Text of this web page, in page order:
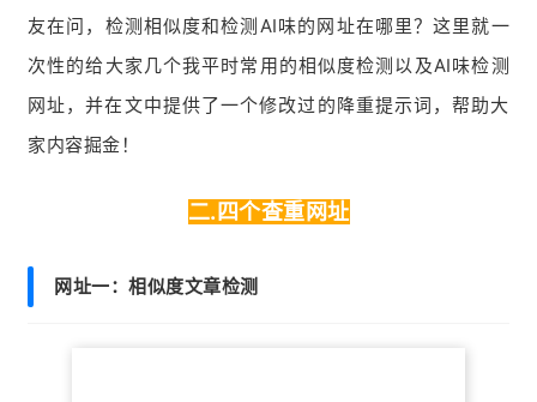
友在问，检测相似度和检测AI味的网址在哪里？这里就一
次性的给大家几个我平时常用的相似度检测以及AI味检测
网址，并在文中提供了一个修改过的降重提示词，帮助大
家内容掘金！
二.四个查重网址
网址一： 相似度文章检测